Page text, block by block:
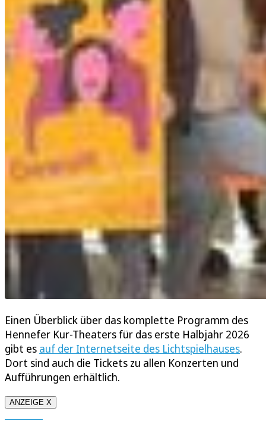
Einen Überblick über das komplette Programm des
Hennefer Kur-Theaters für das erste Halbjahr 2026
gibt es auf der Internetseite des Lichtspielhauses.
Dort sind auch die Tickets zu allen Konzerten und
Aufführungen erhältlich.
ANZEIGE X